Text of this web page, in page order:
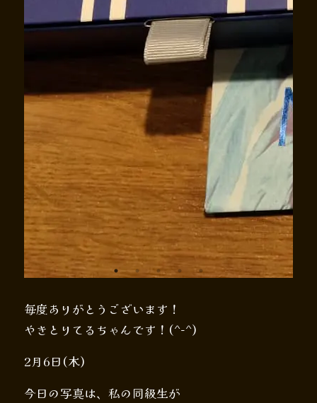
毎度ありがとうございます！
やきとりてるちゃんです！(^-^)
2月6日(木)
今日の写真は、私の同級生が